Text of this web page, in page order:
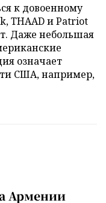
к довоенному
THAAD и Patriot
Даже небольшая
означает
США, например,
Армении